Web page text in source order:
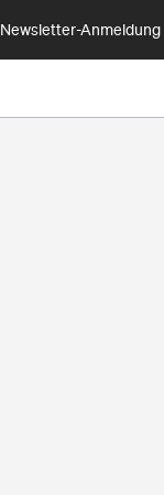
Newsletter-Anmeldung